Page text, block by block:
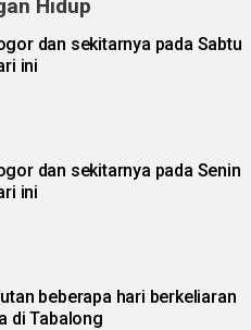
Hidup
dan sekitarnya pada Sabtu
ini
dan sekitarnya pada Senin
ini
beberapa hari berkeliaran
di Tabalong